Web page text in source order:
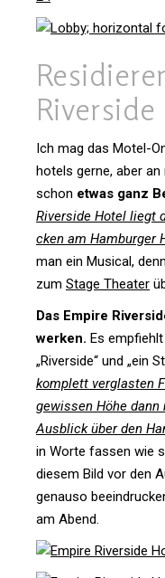
Riverside
Ich mag das Motel-
ho­tels gerne, aber
schon etwas ganz
River­side Hotel liegt
cken am Ham­burger
man ein Musical,
zum Stage Theater
Das Empire
werken. Es
„River­side“ und „ein
kom­plett ver­glasten
gewissen Höhe
Aus­blick über den
in Worte fassen wie
diesem Bild vor den
genauso
am Abend.